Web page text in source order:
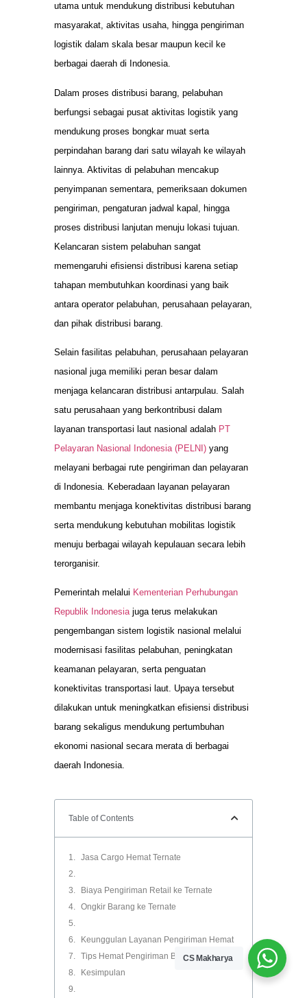
utama untuk mendukung distribusi kebutuhan
masyarakat, aktivitas usaha, hingga pengiriman
logistik dalam skala besar maupun kecil ke
berbagai daerah di Indonesia.
Dalam proses distribusi barang, pelabuhan
berfungsi sebagai pusat aktivitas logistik yang
mendukung proses bongkar muat serta
perpindahan barang dari satu wilayah ke wilayah
lainnya. Aktivitas di pelabuhan mencakup
penyimpanan sementara, pemeriksaan dokumen
pengiriman, pengaturan jadwal kapal, hingga
proses distribusi lanjutan menuju lokasi tujuan.
Kelancaran sistem pelabuhan sangat
memengaruhi efisiensi distribusi karena setiap
tahapan membutuhkan koordinasi yang baik
antara operator pelabuhan, perusahaan pelayaran,
dan pihak distribusi barang.
Selain fasilitas pelabuhan, perusahaan pelayaran
nasional juga memiliki peran besar dalam
menjaga kelancaran distribusi antarpulau. Salah
satu perusahaan yang berkontribusi dalam
layanan transportasi laut nasional adalah PT
Pelayaran Nasional Indonesia (PELNI) yang
melayani berbagai rute pengiriman dan pelayaran
di Indonesia. Keberadaan layanan pelayaran
membantu menjaga konektivitas distribusi barang
serta mendukung kebutuhan mobilitas logistik
menuju berbagai wilayah kepulauan secara lebih
terorganisir.
Pemerintah melalui Kementerian Perhubungan
Republik Indonesiajuga terus melakukan
pengembangan sistem logistik nasional melalui
modernisasi fasilitas pelabuhan, peningkatan
keamanan pelayaran, serta penguatan
konektivitas transportasi laut. Upaya tersebut
dilakukan untuk meningkatkan efisiensi distribusi
barang sekaligus mendukung pertumbuhan
ekonomi nasional secara merata di berbagai
daerah Indonesia.
Table of Contents
Jasa Cargo Hemat Ternate
Biaya Pengiriman Retail ke Ternate
Ongkir Barang ke Ternate
Keunggulan Layanan Pengiriman Hemat
Tips Hemat Pengiriman Barang
Kesimpulan
CS Makharya